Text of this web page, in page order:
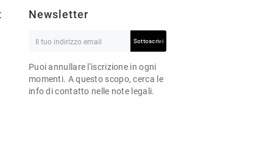
Newsletter
Sottoscrivi
Puoi annullare l'iscrizione in ogni
momenti. A questo scopo, cerca le
info di contatto nelle note legali.